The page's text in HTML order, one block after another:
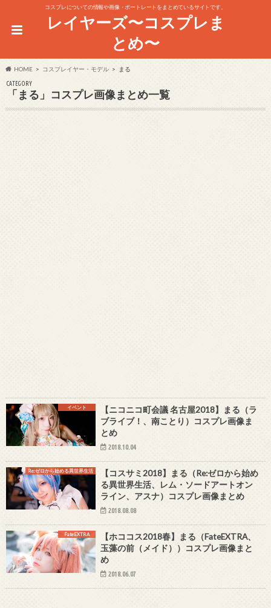
コスプレについての情報や画像・ポートレートをまとめているサイトです。
レイヤーズ〜コスプレま
とめ〜
HOME コスプレイヤー・モデル まる
CATEGORY
「まる」コスプレ画像まとめ一覧
イベント
【ニコニコ町会議 名古屋2018】まる（ラ
ブライブ！、南ことり）コスプレ画像ま
とめ
2018.10.04
Re:ゼロから始める異世界生活
【コスサミ2018】まる（Re:ゼロから始め
る異世界生活、レム・ソードアートオン
ライン、アスナ）コスプレ画像まとめ
2018.08.08
FateEXTRA
【ホココス2018春】まる（FateEXTRA、
玉藻の前（メイド））コスプレ画像まと
め
2018.06.07